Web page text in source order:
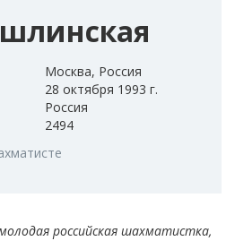
Москва, Россия
28 октября 1993 г.
Россия
2494
российская шахматистка,